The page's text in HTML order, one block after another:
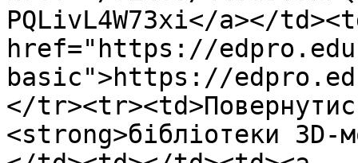
PQLivL4W73xi</a></
href="https://
basic">https://
</
<strong>бібліотеки